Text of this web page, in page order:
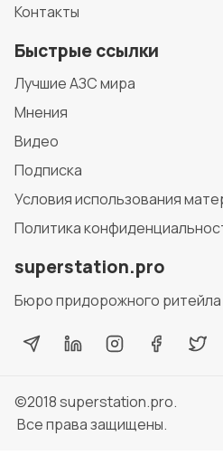
Контакты
Быстрые ссылки
Лучшие АЗС мира
Мнения
Видео
Подписка
Условия использования
Политика
superstation.pro
Бюро придорожного ритейла
©2018superstation.pro.
Все права защищены.